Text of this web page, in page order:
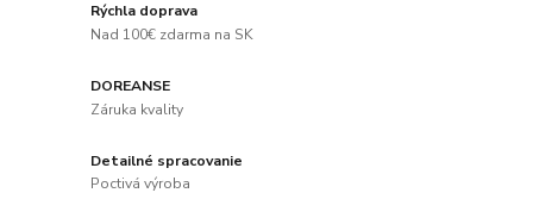
Rýchla doprava
Nad 100€ zdarma na SK
DOREANSE
Záruka kvality
Detailné spracovanie
Poctivá výroba